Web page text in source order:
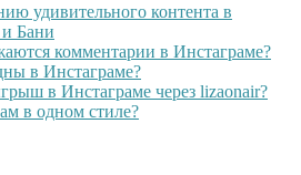
удивительного контента в
и Бани
комментарии в Инстаграме?
в Инстаграме?
в Инстаграме через lizaonair?
в одном стиле?